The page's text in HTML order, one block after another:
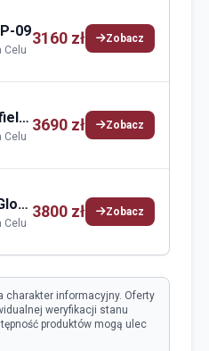
09
Celu
3160 zł Zobacz
Springfield Springfield Armory Echelon
Celu
3690 zł Zobacz
Glock Glock 19
Celu
3800 zł Zobacz
charakter informacyjny. Oferty
weryfikacji stanu
produktów mogą ulec